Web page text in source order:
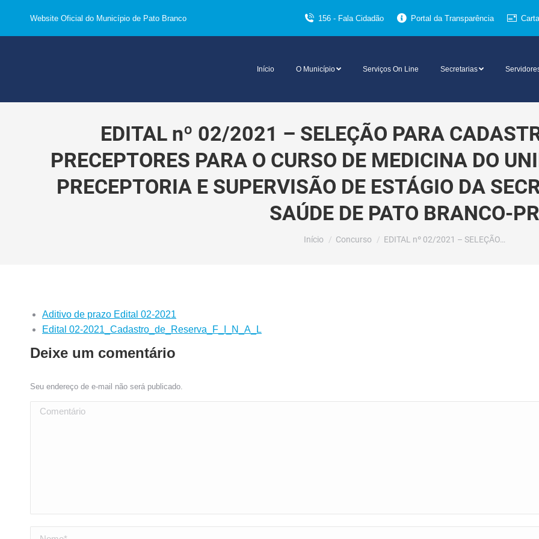
Website Oficial do Município de Pato Branco 156 - Fala Cidadão Portal da Transparência
Início O Município Serviços On Line Secretarias
EDITAL nº 02/2021 – SELEÇÃO PARA
PRECEPTORES PARA O CURSO DE MEDICINA DO
PRECEPTORIA E SUPERVISÃO DE ESTÁGIO DA
SAÚDE DE PATO BRANCO-PR
Você está aqui:
Início Concurso EDITAL nº 02/2021 – SELEÇÃO…
Aditivo de prazo Edital 02-2021
Edital 02-2021_Cadastro_de_Reserva_F_I_N_A_L
Deixe um comentário
Seu endereço de e-mail não será publicado.
Comentário
Nome *